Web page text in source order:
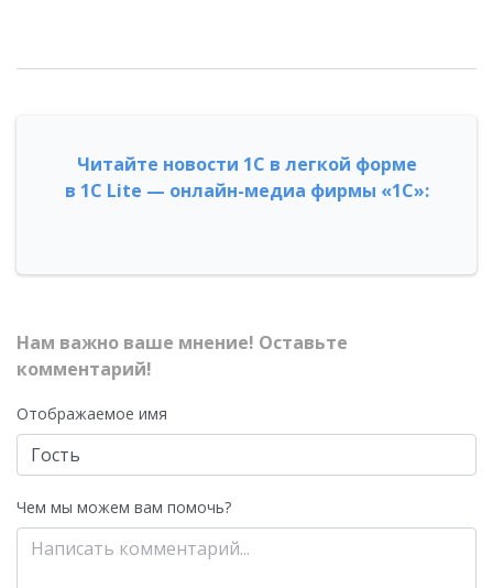
Читайте новости 1С в легкой форме
в 1С Lite — онлайн-медиа фирмы «1С»:
Нам важно ваше мнение! Оставьте
комментарий!
Отображаемое имя
Чем мы можем вам помочь?